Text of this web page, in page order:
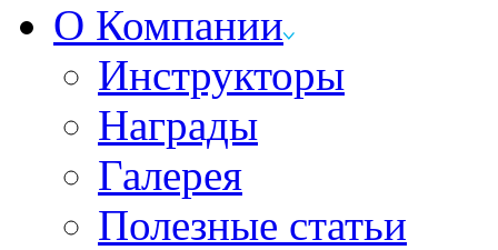
О Компании
Инструкторы
Награды
Галерея
Полезные статьи